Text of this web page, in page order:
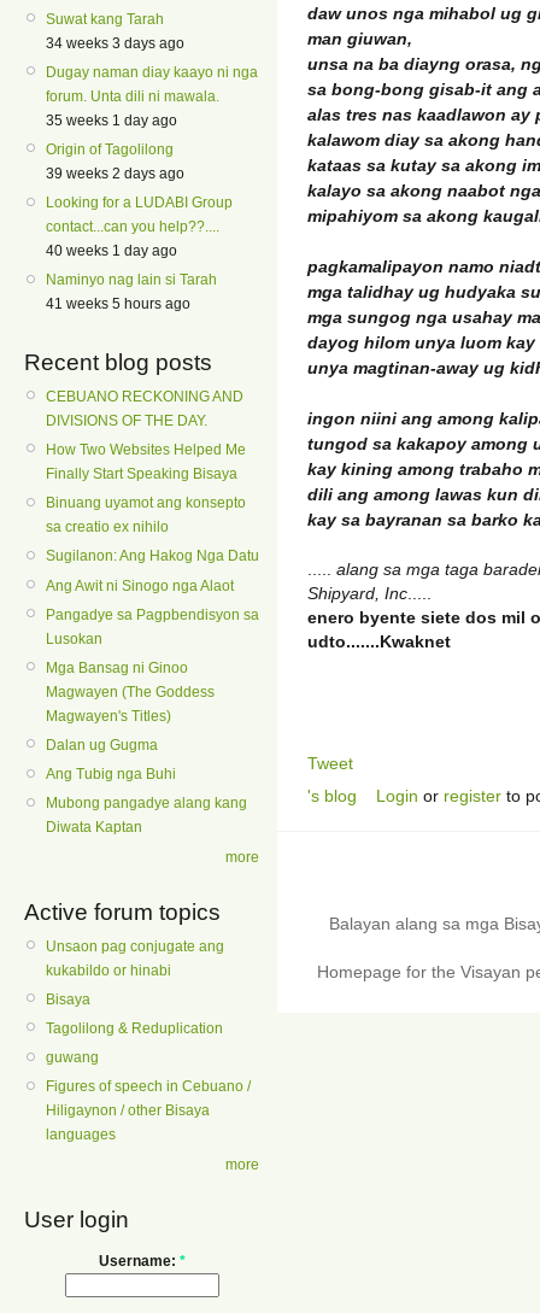
Suwat kang Tarah
34 weeks 3 days ago
Dugay naman diay kaayo ni nga
forum. Unta dili ni mawala.
35 weeks 1 day ago
Origin of Tagolilong
39 weeks 2 days ago
Looking for a LUDABI Group
contact...can you help??....
40 weeks 1 day ago
Naminyo nag lain si Tarah
41 weeks 5 hours ago
Recent blog posts
CEBUANO RECKONING AND
DIVISIONS OF THE DAY.
How Two Websites Helped Me
Finally Start Speaking Bisaya
Binuang uyamot ang konsepto
sa creatio ex nihilo
Sugilanon: Ang Hakog Nga Datu
Ang Awit ni Sinogo nga Alaot
Pangadye sa Pagpbendisyon sa
Lusokan
Mga Bansag ni Ginoo
Magwayen (The Goddess
Magwayen's Titles)
Dalan ug Gugma
Ang Tubig nga Buhi
Mubong pangadye alang kang
Diwata Kaptan
more
Active forum topics
Unsaon pag conjugate ang
kukabildo or hinabi
Bisaya
Tagolilong & Reduplication
guwang
Figures of speech in Cebuano /
Hiligaynon / other Bisaya
languages
more
User login
Username: *
daw unos nga mihabol ug
man giuwan,
unsa na ba diayng orasa,
sa bong-bong gisab-it ang
alas tres nas kaadlawon ay
kalawom diay sa akong
kataas sa kutay sa akong
kalayo sa akong naabot
mipahiyom sa akong
pagkamalipayon namo
mga talidhay ug hudyaka
mga sungog nga usahay
dayog hilom unya luom
unya magtinan-away ug
ingon niini ang among
tungod sa kakapoy among
kay kining among trabaho
dili ang among lawas kun
kay sa bayranan sa barko
alang sa mga taga
Shipyard, Inc
enero byente siete dos mil
udto.......Kwaknet
Tweet
's blog
Login or register to
Balayan alang sa mga
Homepage for the Visayan